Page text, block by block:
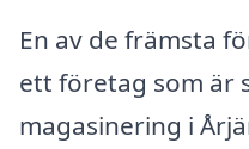
En av de främsta
ett företag som är
magasinering i